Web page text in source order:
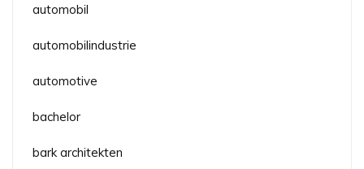
automobil
automobilindustrie
automotive
bachelor
bark architekten